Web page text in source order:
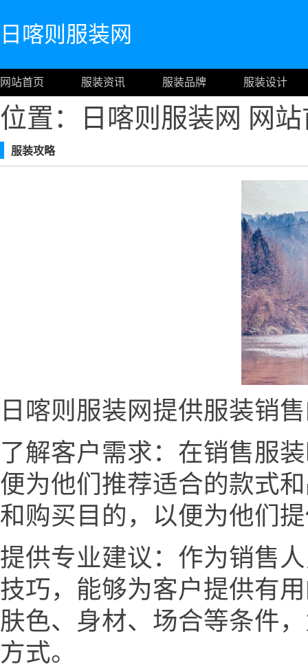
日喀则服装网
网站首页 服装资讯 服装品牌 服装设计
位置：日喀则服装网 网
服装攻略
日喀则服装网提供服装销
了解客户需求：在销售服
便为他们推荐适合的款式
和购买目的，以便为他们
提供专业建议：作为销售
技巧，能够为客户提供有
肤色、身材、场合等条件
方式。